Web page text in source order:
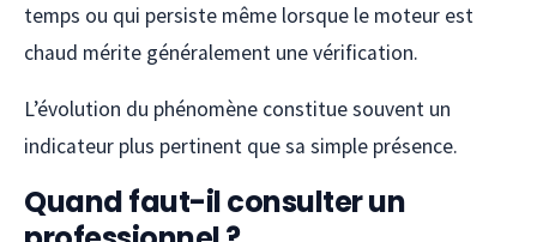
temps ou qui persiste même lorsque le moteur est
chaud mérite généralement une vérification.
L’évolution du phénomène constitue souvent un
indicateur plus pertinent que sa simple présence.
Quand faut-il consulter un